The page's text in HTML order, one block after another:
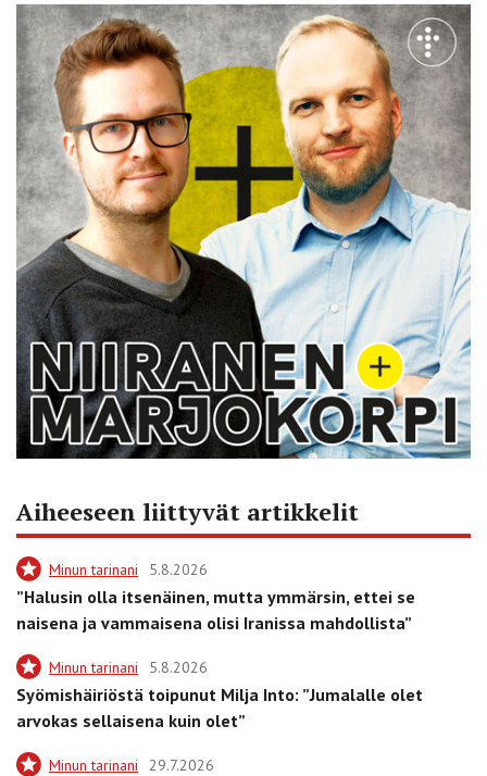
Aiheeseen liittyvät artikkelit
Minun tarinani 5.8.2026
”Halusin olla itsenäinen, mutta ymmärsin, ettei se
naisena ja vammaisena olisi Iranissa mahdollista”
Minun tarinani 5.8.2026
Syömishäiriöstä toipunut Milja Into: ”Jumalalle olet
arvokas sellaisena kuin olet”
Minun tarinani 29.7.2026